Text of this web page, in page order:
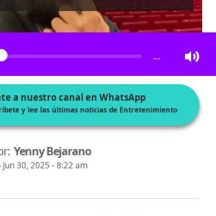
Escucha el artículo
…
a nuestro canal en WhatsApp
y lee las últimas noticias de Entretenimiento
Yenny Bejarano
Jun 30, 2025 - 8:22 am